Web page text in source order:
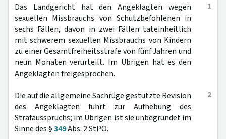
1
Das Landgericht hat den Angeklagten wegen
sexuellen Missbrauchs von Schutzbefohlenen in
sechs Fällen, davon in zwei Fällen tateinheitlich
mit schwerem sexuellen Missbrauchs von Kindern
zu einer Gesamtfreiheitsstrafe von fünf Jahren und
neun Monaten verurteilt. Im Übrigen hat es den
Angeklagten freigesprochen.
2
Die auf die allgemeine Sachrüge gestützte Revision
des Angeklagten führt zur Aufhebung des
Strafausspruchs; im Übrigen ist sie unbegründet im
Sinne des §349Abs. 2 StPO.